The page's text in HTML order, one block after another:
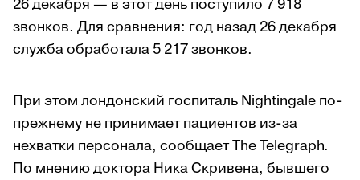
26 декабря — в этот день поступило 7 918
звонков. Для сравнения: год назад 26 декабря
служба обработала 5 217 звонков.
При этом лондонский госпиталь Nightingale по-
прежнему не принимает пациентов из-за
нехватки персонала, сообщает The Telegraph.
По мнению доктора Ника Скривена, бывшего